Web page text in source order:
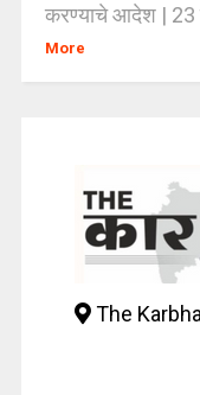
करण्याचे आदेश | 23
More
The